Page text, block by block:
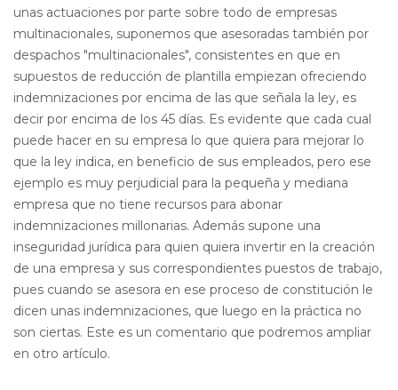
unas actuaciones por parte sobre todo de empresas
multinacionales, suponemos que asesoradas también por
despachos "multinacionales", consistentes en que en
supuestos de reducción de plantilla empiezan ofreciendo
indemnizaciones por encima de las que señala la ley, es
decir por encima de los 45 días. Es evidente que cada cual
puede hacer en su empresa lo que quiera para mejorar lo
que la ley indica, en beneficio de sus empleados, pero ese
ejemplo es muy perjudicial para la pequeña y mediana
empresa que no tiene recursos para abonar
indemnizaciones millonarias. Además supone una
inseguridad jurídica para quien quiera invertir en la creación
de una empresa y sus correspondientes puestos de trabajo,
pues cuando se asesora en ese proceso de constitución le
dicen unas indemnizaciones, que luego en la práctica no
son ciertas. Este es un comentario que podremos ampliar
en otro artículo.